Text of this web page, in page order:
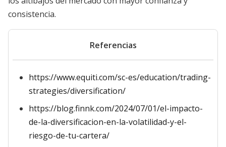
consistencia.
Referencias
https://www.equiti.com/sc-es/education/trading-
strategies/diversification/
https://blog.finnk.com/2024/07/01/el-impacto-
de-la-diversificacion-en-la-volatilidad-y-el-
riesgo-de-tu-cartera/